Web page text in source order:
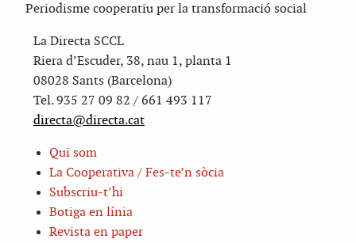
Periodisme cooperatiu per la transformació social
La Directa SCCL
Riera d’Escuder, 38, nau 1, planta 1
08028 Sants (Barcelona)
Tel. 935 27 09 82 / 661 493 117
directa@directa.cat
Qui som
La Cooperativa / Fes-te’n sòcia
Subscriu-t’hi
Botiga en línia
Revista en paper